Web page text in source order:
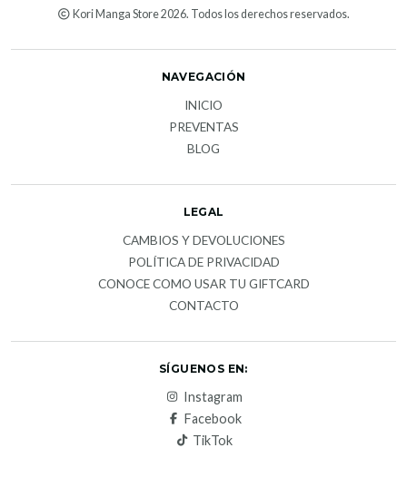
Kori Manga Store 2026. Todos los derechos reservados.
NAVEGACIÓN
INICIO
PREVENTAS
BLOG
LEGAL
CAMBIOS Y DEVOLUCIONES
POLÍTICA DE PRIVACIDAD
CONOCE COMO USAR TU GIFTCARD
CONTACTO
SÍGUENOS EN:
Instagram
Facebook
TikTok